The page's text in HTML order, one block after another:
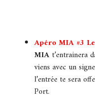
Apéro MIA #3
MIA t’entrainera
viens avec un
l’entrée te sera
Port.